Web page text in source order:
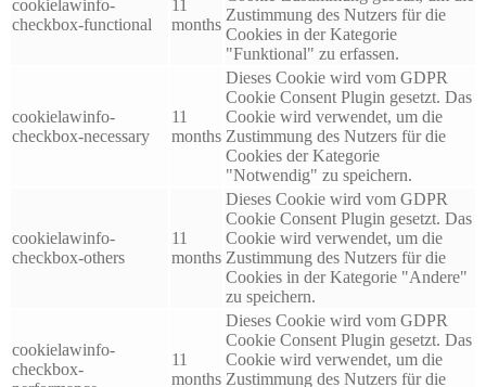
cookielawinfo-
checkbox-functional
11
months
Zustimmung des Nutzers für die
Cookies in der Kategorie
"Funktional" zu erfassen.
cookielawinfo-
checkbox-necessary
11
months
Dieses Cookie wird vom GDPR
Cookie Consent Plugin gesetzt. Das
Cookie wird verwendet, um die
Zustimmung des Nutzers für die
Cookies der Kategorie
"Notwendig" zu speichern.
cookielawinfo-
checkbox-others
11
months
Dieses Cookie wird vom GDPR
Cookie Consent Plugin gesetzt. Das
Cookie wird verwendet, um die
Zustimmung des Nutzers für die
Cookies in der Kategorie "Andere"
zu speichern.
cookielawinfo-
checkbox-
11
months
Dieses Cookie wird vom GDPR
Cookie Consent Plugin gesetzt. Das
Cookie wird verwendet, um die
Zustimmung des Nutzers für die